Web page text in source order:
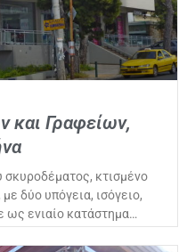
και Γραφείων,
σκυροδέματος, κτισμένο
δύο υπόγεια, ισόγειο,
ως ενιαίο κατάστημα…